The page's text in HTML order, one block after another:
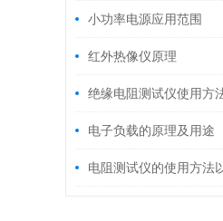
小功率电源应用范围
红外热像仪原理
绝缘电阻测试仪使用方
电子负载的原理及用途
电阻测试仪的使用方法